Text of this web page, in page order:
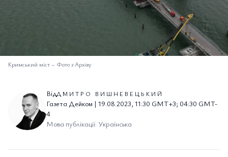
Кримський міст– Фото з Архіву
ВідДМИТРО ВИШНЕВЕЦЬКИЙ
Газета Дейком | 19.08.2023, 11:30 GMT+3; 04:30 GMT-
4
Мова публікації: Українська